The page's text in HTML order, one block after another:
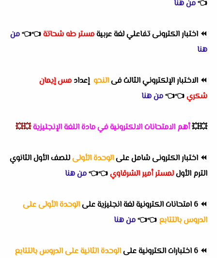
👈من هنا
⏪ اختبار الكترونى تفاعلي لغة عربيةمستر طه شحاتة👈
👈من
هنا
⏪ الاختبار الإلكتروني الثالث فىالنحو إعداد مس إيمان
شكري👈
👈من هنا
💥💥أهم الامتحانات الالكترونية في مادة اللغة الإنجليزية💥💥
⏪ اختبار الكترونى شامل علىالوحدة الأولىللصف الأول الثانوي
الترم الأوللمستر أمير الشرقاوي👈
👈من هنا
⏪ 6 امتحانات الكترونية لغة انجليزية على
الوحدة الأولى على
الدروس بالتتابع 👈
👈من هنا
⏪ 6 اختبارات الكترونية على
الوحدة الثانية على الدروس بالتتابع